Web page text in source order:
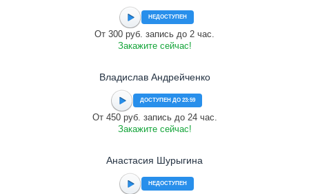
НЕДОСТУПЕН
От 300 руб. запись до 2 час.
Закажите сейчас!
Владислав Андрейченко
ДОСТУПЕН ДО 23:59
От 450 руб. запись до 24 час.
Закажите сейчас!
Анастасия Шурыгина
НЕДОСТУПЕН